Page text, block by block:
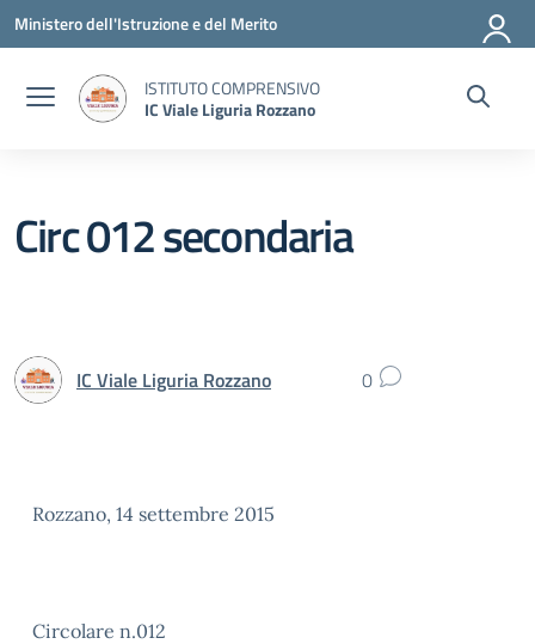
Vai ai contenuti
Vai al menu di navigazione
Vai al footer
Ministero dell'Istruzione e del Merito
ISTITUTO COMPRENSIVO
IC Viale Liguria Rozzano
Circ 012 secondaria
IC Viale Liguria Rozzano 0
Rozzano, 14 settembre 2015
Circolare n.012